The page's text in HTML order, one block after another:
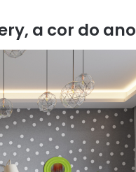
a cor do ano